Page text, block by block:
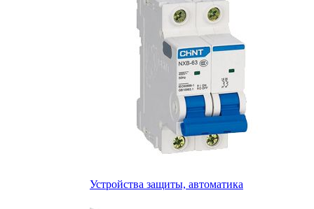
Устройства защиты, автоматика